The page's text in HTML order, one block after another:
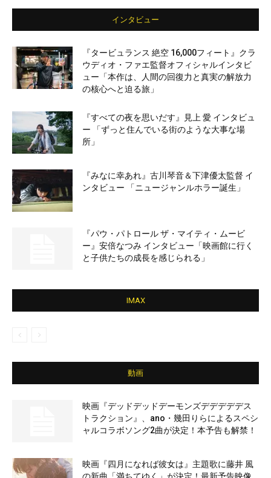
インタビュー
『タービュランス 絶空 16,000フィート』クラ
ウディオ・ファエ監督オフィシャルインタビ
ュー「本作は、人間の回復力と真実の解放力
の核心へと迫る旅」
『すべての夜を思いだす』見上 愛 インタビュ
ー 「ずっと住んでいる街のような大事な場
所」
『みなに幸あれ』古川琴音＆下津優太監督 イ
ンタビュー 「ニュージャンルホラー誕生」
『パウ・パトロール ザ・マイティ・ムービ
ー』安倍なつみ インタビュー「映画館に行く
と子供たちの成長を感じられる」
IMAX
動画
映画『デッドデッドデーモンズデデデデデス
トラクション』、ano・幾田りらによるスペシ
ャルコラボソング2曲が決定！本予告も解禁！
映画『四月になれば彼女は』主題歌に藤井 風